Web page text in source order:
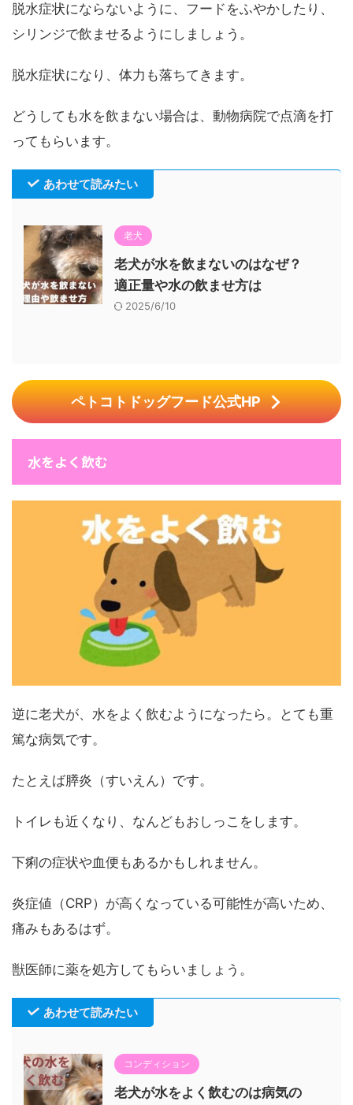
脱水症状にならないように、フードをふやかしたり、
シリンジで飲ませるようにしましょう。
脱水症状になり、体力も落ちてきます。
どうしても水を飲まない場合は、動物病院で点滴を打
ってもらいます。
あわせて読みたい
老犬
老犬が水を飲まないのはなぜ？
適正量や水の飲ませ方は
2025/6/10
ペトコトドッグフード公式HP
水をよく飲む
逆に老犬が、水をよく飲むようになったら。とても重
篤な病気です。
たとえば膵炎（すいえん）です。
トイレも近くなり、なんどもおしっこをします。
下痢の症状や血便もあるかもしれません。
炎症値（CRP）が高くなっている可能性が高いため、
痛みもあるはず。
獣医師に薬を処方してもらいましょう。
あわせて読みたい
コンディション
老犬が水をよく飲むのは病気の